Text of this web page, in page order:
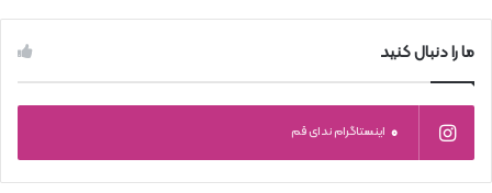
ما را دنبال کنید
0 اینستاگرام ندای قم